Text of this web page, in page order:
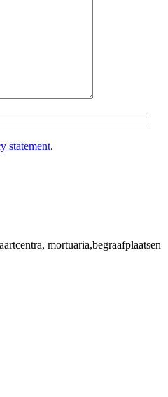
statement.
mortuaria,begraafplaatsen